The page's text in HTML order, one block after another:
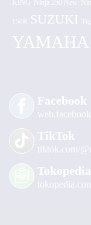
KING Ninja 250 New
150R SUZUKI
YAMAHA
Facebook
TikTok
tiktok.com/
Tokopedia